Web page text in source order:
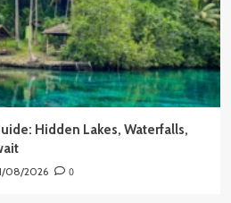
Hidden Lakes, Waterfalls,
08/2026 0